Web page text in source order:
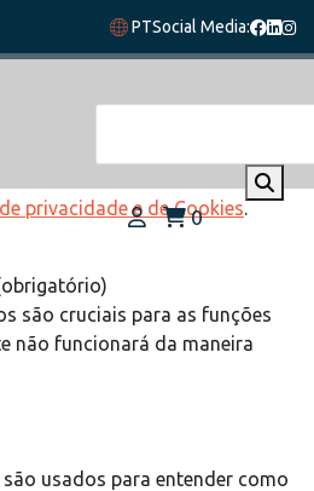
de cookies
estritamente necessários,
lhe oferecer uma boa experiência
as funcionalidades.
privacidade e de Cookies.
são cruciais para as funções
não funcionará da maneira
usados para entender como
PTSocial Media:
0